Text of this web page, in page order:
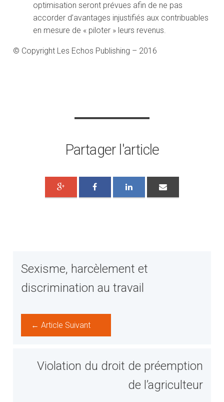
optimisation seront prévues afin de ne pas
accorder d’avantages injustifiés aux contribuables
en mesure de « piloter » leurs revenus.
© Copyright Les Echos Publishing – 2016
Partager l'article
Sexisme, harcèlement et
discrimination au travail
← Article Suivant
Violation du droit de préemption
de l’agriculteur